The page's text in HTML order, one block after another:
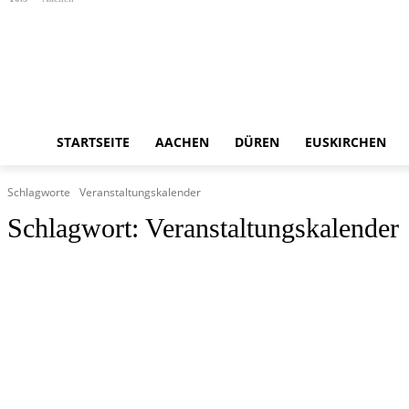
STARTSEITE AACHEN DÜREN EUSKIRCHEN
Schlagworte Veranstaltungskalender
Schlagwort: Veranstaltungskalender